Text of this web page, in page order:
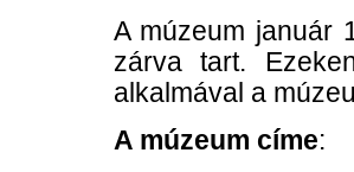
A múzeum január
zárva tart.
alkalmával a
A múzeum címe: